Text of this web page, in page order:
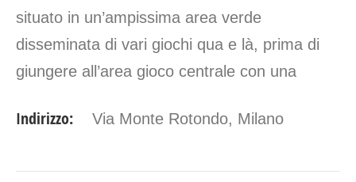
situato in un’ampissima area verde
disseminata di vari giochi qua e là, prima di
giungere all’area gioco centrale con una
forma di drago gigante.…
Indirizzo: Via Monte Rotondo, Milano